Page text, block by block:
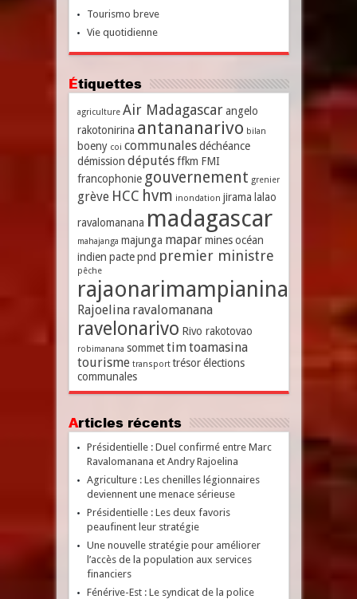
Tourismo breve
Vie quotidienne
Étiquettes
agriculture Air Madagascar angelo
rakotonirina antananarivo bilan
boeny coi communales déchéance
démission députés ffkm FMI
francophonie gouvernement grenier
grève HCC hvm inondation jirama lalao
ravalomanana madagascar
mahajanga majunga mapar mines océan
indien pacte pnd premier ministre
pêche
rajaonarimampianina
Rajoelina ravalomanana
ravelonarivo Rivo rakotovao
robimanana sommet timtoamasina
tourisme transport trésor élections
communales
Articles récents
Présidentielle : Duel confirmé entre Marc
Ravalomanana et Andry Rajoelina
Agriculture : Les chenilles légionnaires
deviennent une menace sérieuse
Présidentielle : Les deux favoris
peaufinent leur stratégie
Une nouvelle stratégie pour améliorer
l’accès de la population aux services
financiers
Fénérive-Est : Le syndicat de la police